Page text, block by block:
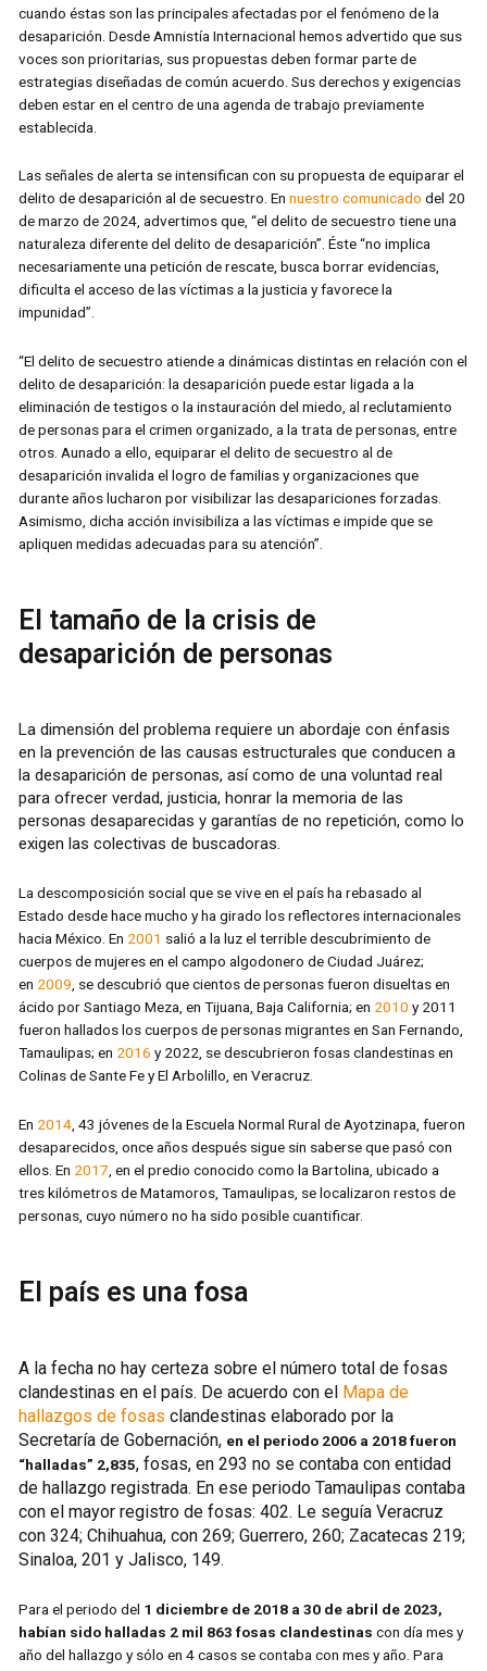
cuando éstas son las principales afectadas por el fenómeno de la
desaparición. Desde Amnistía Internacional hemos advertido que sus
voces son prioritarias, sus propuestas deben formar parte de
estrategias diseñadas de común acuerdo. Sus derechos y exigencias
deben estar en el centro de una agenda de trabajo previamente
establecida.
Las señales de alerta se intensifican con su propuesta de equiparar el
delito de desaparición al de secuestro. Ennuestro comunicado del 20
de marzo de 2024, advertimos que, “el delito de secuestro tiene una
naturaleza diferente del delito de desaparición”. Éste “no implica
necesariamente una petición de rescate, busca borrar evidencias,
dificulta el acceso de las víctimas a la justicia y favorece la
impunidad”.
“El delito de secuestro atiende a dinámicas distintas en relación con el
delito de desaparición: la desaparición puede estar ligada a la
eliminación de testigos o la instauración del miedo, al reclutamiento
de personas para el crimen organizado, a la trata de personas, entre
otros. Aunado a ello, equiparar el delito de secuestro al de
desaparición invalida el logro de familias y organizaciones que
durante años lucharon por visibilizar las desapariciones forzadas.
Asimismo, dicha acción invisibiliza a las víctimas e impide que se
apliquen medidas adecuadas para su atención”.
El tamaño de la crisis de
desaparición de personas
La dimensión del problema requiere un abordaje con énfasis
en la prevención de las causas estructurales que conducen a
la desaparición de personas, así como de una voluntad real
para ofrecer verdad, justicia, honrar la memoria de las
personas desaparecidas y garantías de no repetición, como lo
exigen las colectivas de buscadoras.
La descomposición social que se vive en el país ha rebasado al
Estado desde hace mucho y ha girado los reflectores internacionales
hacia México. En 2001 salió a la luz el terrible descubrimiento de
cuerpos de mujeres en el campo algodonero de Ciudad Juárez;
en 2009, se descubrió que cientos de personas fueron disueltas en
ácido por Santiago Meza, en Tijuana, Baja California; en 2010 y 2011
fueron hallados los cuerpos de personas migrantes en San Fernando,
Tamaulipas; en 2016 y 2022, se descubrieron fosas clandestinas en
Colinas de Sante Fe y El Arbolillo, en Veracruz.
En 2014 , 43 jóvenes de la Escuela Normal Rural de Ayotzinapa, fueron
desaparecidos, once años después sigue sin saberse que pasó con
ellos. En 2017 , en el predio conocido como la Bartolina, ubicado a
tres kilómetros de Matamoros, Tamaulipas, se localizaron restos de
personas, cuyo número no ha sido posible cuantificar.
El país es una fosa
A la fecha no hay certeza sobre el número total de fosas
clandestinas en el país. De acuerdo con el Mapa de
hallazgos de fosas clandestinas elaborado por la
Secretaría de Gobernación, en el periodo 2006 a 2018 fueron
“halladas” 2,835, fosas, en 293 no se contaba con entidad
de hallazgo registrada. En ese periodo Tamaulipas contaba
con el mayor registro de fosas: 402. Le seguía Veracruz
con 324; Chihuahua, con 269; Guerrero, 260; Zacatecas 219;
Sinaloa, 201 y Jalisco, 149.
Para el periodo del 1 diciembre de 2018 a 30 de abril de 2023,
habían sido halladas 2 mil 863 fosas clandestinas con día mes y
año del hallazgo y sólo en 4 casos se contaba con mes y año. Para